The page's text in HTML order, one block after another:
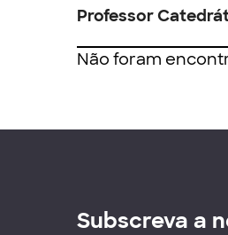
Professor
Não foram
Subscreva a